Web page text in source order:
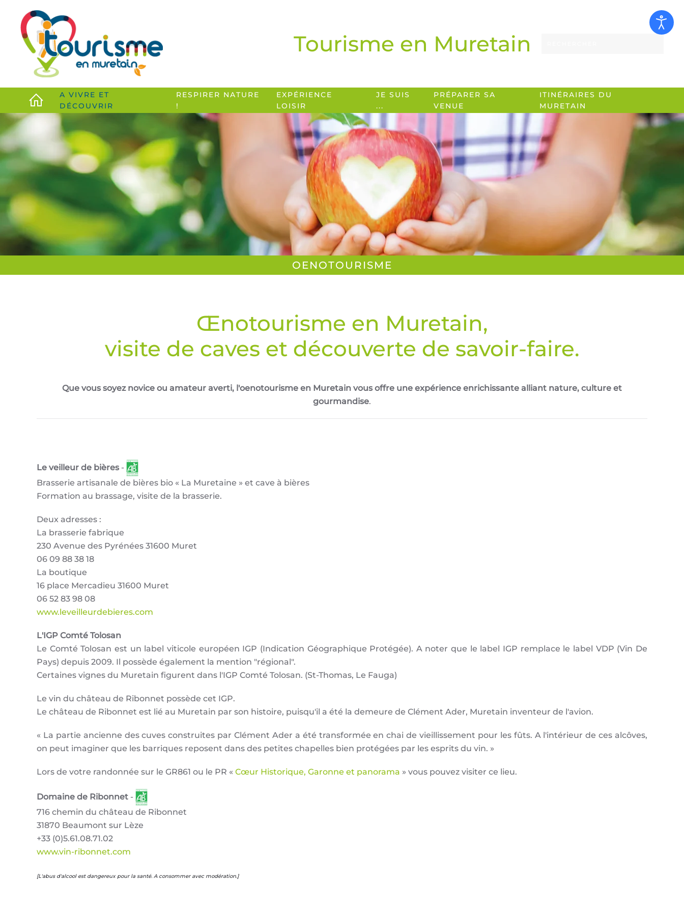
Accéder au contenu principal
Tourisme en Muretain
A VIVRE ET
DÉCOUVRIR
RESPIRER NATURE
!
EXPÉRIENCE
LOISIR
JE SUIS
...
PRÉPARER SA
VENUE
ITINÉRAIRES DU
MURETAIN
OENOTOURISME
Œnotourisme en Muretain,
visite de caves et découverte de savoir-faire.
Que vous soyez novice ou amateur averti, l'oenotourisme en Muretain vous offre une expérience enrichissante alliant nature, culture et
gourmandise.
Le veilleur de bières -
Brasserie artisanale de bières bio « La Muretaine » et cave à bières
Formation au brassage, visite de la brasserie.
Deux adresses :
La brasserie fabrique
230 Avenue des Pyrénées 31600 Muret
06 09 88 38 18
La boutique
16 place Mercadieu 31600 Muret
06 52 83 98 08
www.leveilleurdebieres.com
L'IGP Comté Tolosan
Le Comté Tolosan est un label viticole européen IGP (Indication Géographique Protégée). A noter que le label IGP remplace le label VDP (Vin De
Pays) depuis 2009. Il possède également la mention "régional".
Certaines vignes du Muretain figurent dans l'IGP Comté Tolosan. (St-Thomas, Le Fauga)
Le vin du château de Ribonnet possède cet IGP.
Le château de Ribonnet est lié au Muretain par son histoire, puisqu'il a été la demeure de Clément Ader, Muretain inventeur de l'avion.
« La partie ancienne des cuves construites par Clément Ader a été transformée en chai de vieillissement pour les fûts. A l'intérieur de ces alcôves,
on peut imaginer que les barriques reposent dans des petites chapelles bien protégées par les esprits du vin. »
Lors de votre randonnée sur le GR861 ou le PR « Cœur Historique, Garonne et panorama » vous pouvez visiter ce lieu.
Domaine de Ribonnet -
716 chemin du château de Ribonnet
31870 Beaumont sur Lèze
+33 (0)5.61.08.71.02
www.vin-ribonnet.com
[L'abus d'alcool est dangereux pour la santé. A consommer avec modération.]